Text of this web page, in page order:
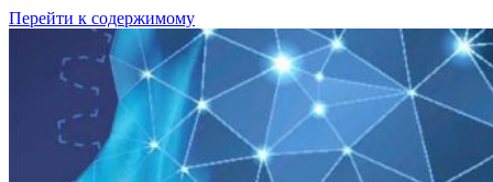
Перейти к содержимому